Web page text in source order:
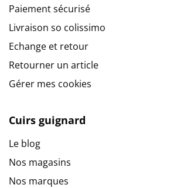
Paiement sécurisé
Livraison so colissimo
Echange et retour
Retourner un article
Gérer mes cookies
Cuirs guignard
Le blog
Nos magasins
Nos marques